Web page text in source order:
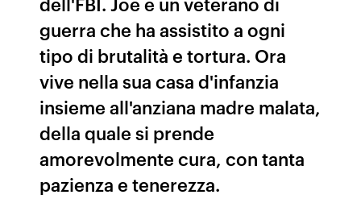
guerra che ha assistito a ogni
tipo di brutalità e tortura. Ora
vive nella sua casa d'infanzia
insieme all'anziana madre malata,
della quale si prende
amorevolmente cura, con tanta
pazienza e tenerezza.